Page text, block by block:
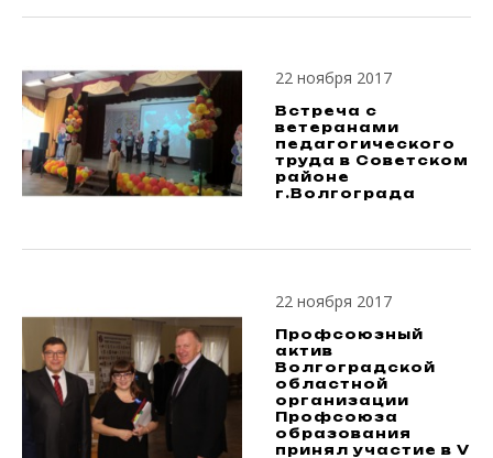
22 ноября 2017
Встреча с
ветеранами
педагогического
труда в Советском
районе
г.Волгограда
22 ноября 2017
Профсоюзный
актив
Волгоградской
областной
организации
Профсоюза
образования
принял участие в V